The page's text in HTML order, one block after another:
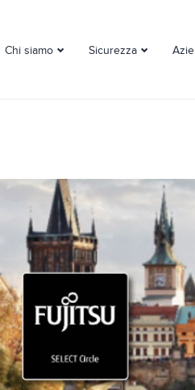
Chi siamo Sicurezza